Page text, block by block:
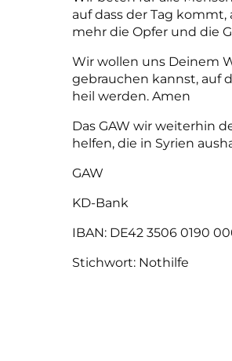
auf dass der Tag
mehr die Opfer und die
Wir wollen uns Deinem
gebrauchen kannst, auf
heil werden. Amen
Das GAW wir weiterhin
helfen, die in Syrien
GAW
KD-Bank
IBAN: DE42 3506 0190
Stichwort: Nothilfe